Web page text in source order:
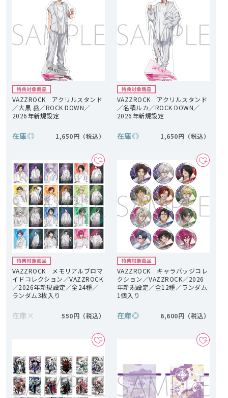
VAZZROCK アクリルスタンド
／大黒 岳／ROCK DOWN／
2026年新規設定
在庫◎ 1,650円
VAZZROCK アクリルスタンド
／名積ルカ／ROCK DOWN／
2026年新規設定
在庫◎ 1,650円
VAZZROCK メモリアルブロマ
イドコレクション／VAZZROCK
／2026年新規設定／全24種／
ランダム3枚入り
在庫 × 550円
VAZZROCK キャラバッジコレ
クション／VAZZROCK／2026
年新規設定／全12種／ランダム
1個入り
在庫◎ 6,600円